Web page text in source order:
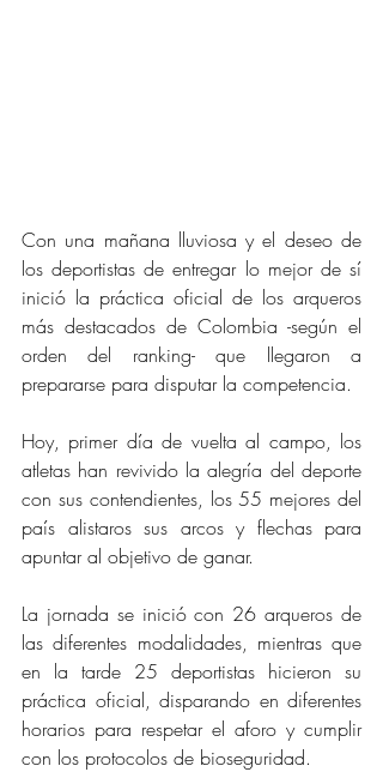
Con una mañana lluviosa y el deseo de
los deportistas de entregar lo mejor de sí
inició la práctica oficial de los arqueros
más destacados de Colombia -según el
orden del ranking- que llegaron a
prepararse para disputar la competencia.
Hoy, primer día de vuelta al campo, los
atletas han revivido la alegría del deporte
con sus contendientes, los 55 mejores del
país alistaros sus arcos y flechas para
apuntar al objetivo de ganar.
La jornada se inició con 26 arqueros de
las diferentes modalidades, mientras que
en la tarde 25 deportistas hicieron su
práctica oficial, disparando en diferentes
horarios para respetar el aforo y cumplir
con los protocolos de bioseguridad.